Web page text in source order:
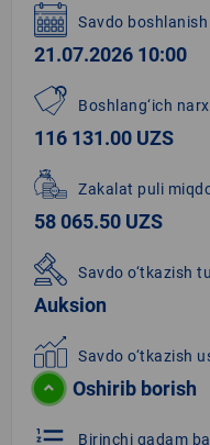
Savdo
21.07.2026 10:00
Boshlang‘ich
116 131.00 UZS
Zakalat puli
58 065.50 UZS
Savdo o‘tkazish
Auksion
Savdo o‘tkazish
Oshirib borish
Birinchi qadam